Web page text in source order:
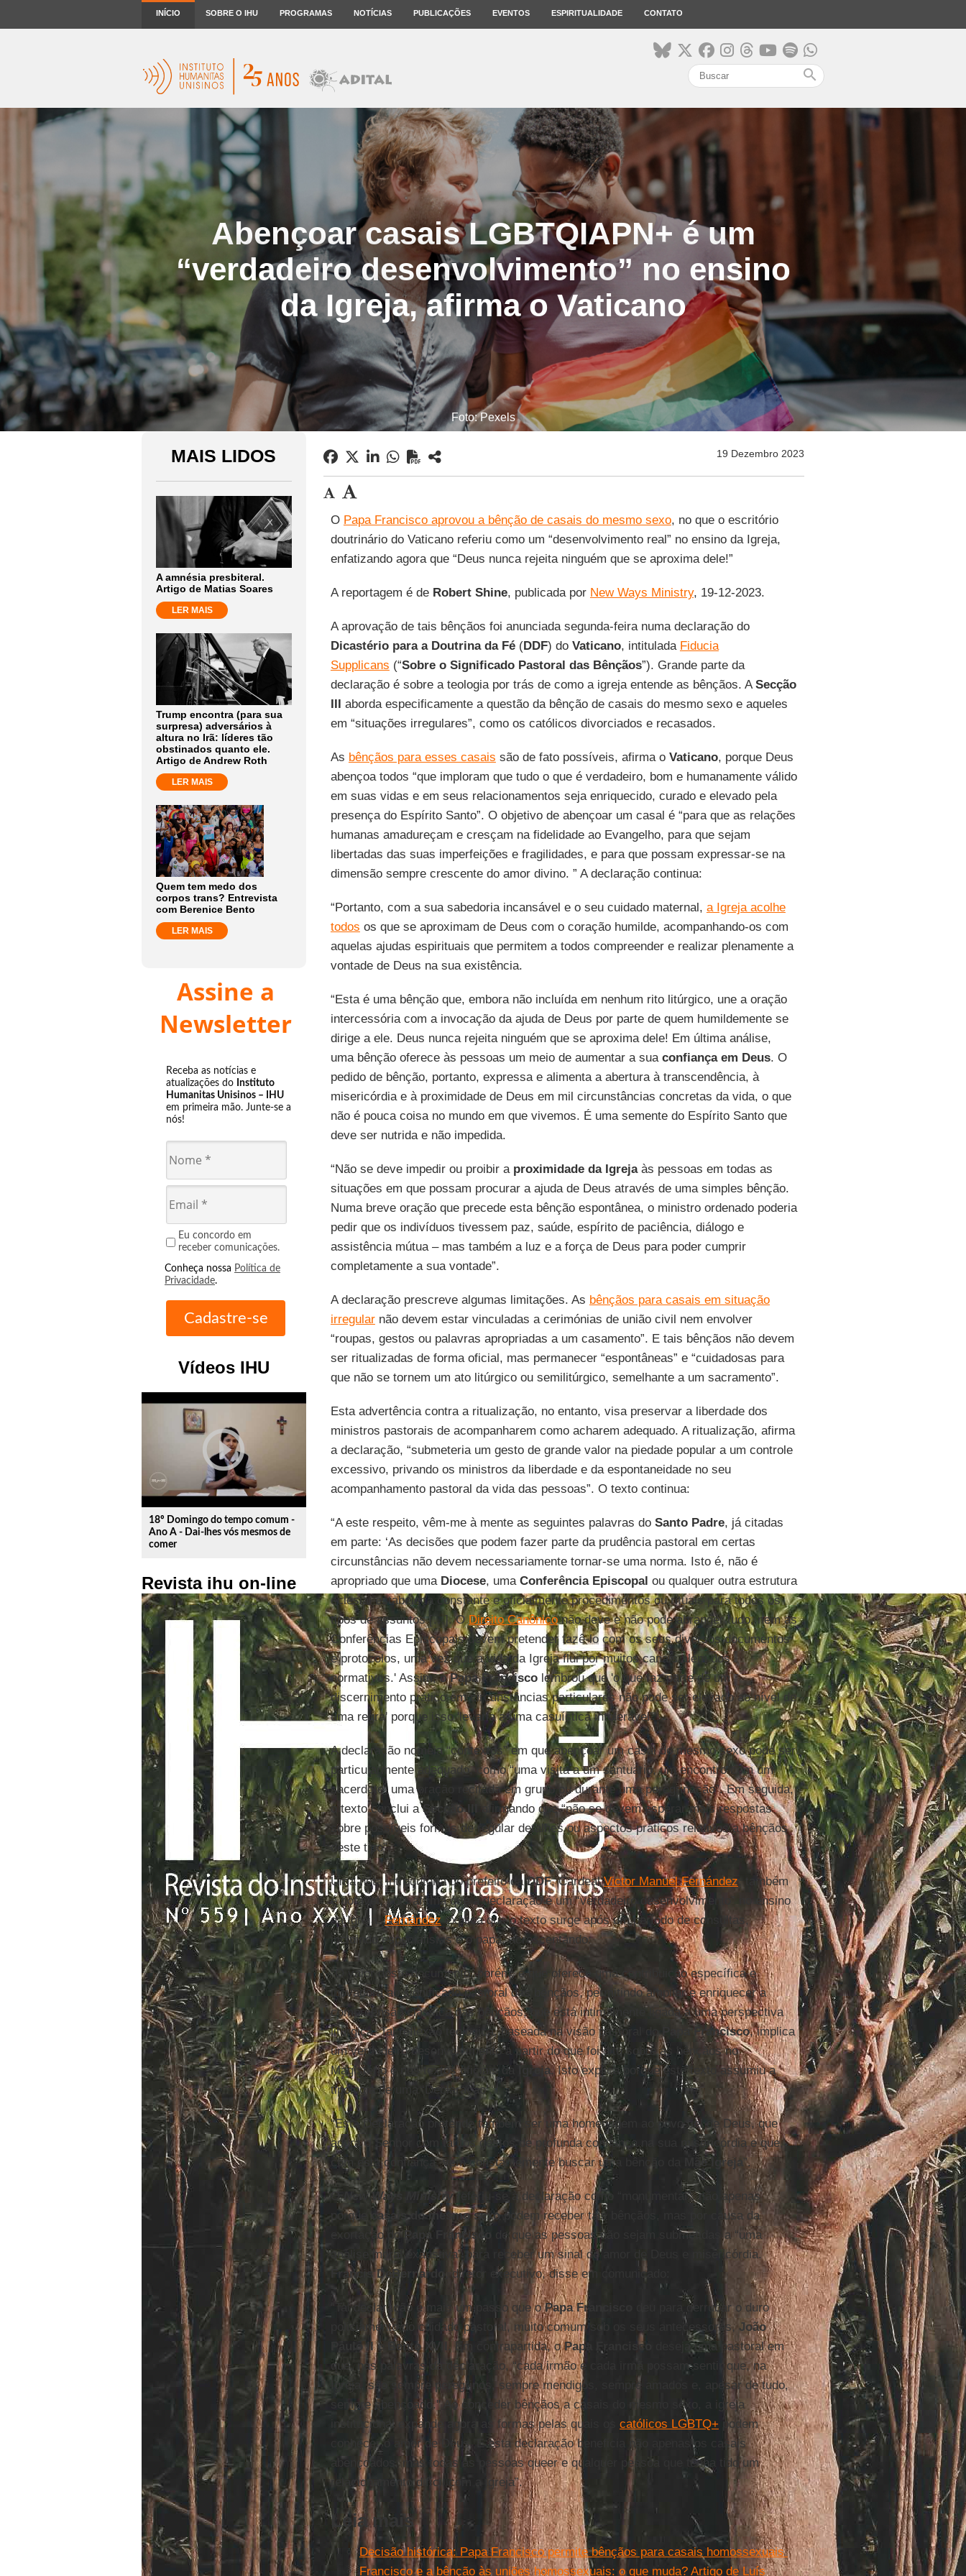
INÍCIO SOBRE O IHU PROGRAMAS NOTÍCIAS PUBLICAÇÕES EVENTOS ESPIRITUALIDADE CONTATO
search
Abençoar casais LGBTQIAPN+ é um
“verdadeiro desenvolvimento” no ensino
da Igreja, afirma o Vaticano
Foto: Pexels
MAIS LIDOS
A amnésia presbiteral.
Artigo de Matias Soares
LER MAIS
Trump encontra (para sua
surpresa) adversários à
altura no Irã: líderes tão
obstinados quanto ele.
Artigo de Andrew Roth
LER MAIS
Quem tem medo dos
corpos trans? Entrevista
com Berenice Bento
LER MAIS
Assine a
Newsletter
Receba as notícias e
atualizações do Instituto
Humanitas Unisinos – IHU
em primeira mão. Junte-se a
nós!
Eu concordo em
receber comunicações.
Conheça nossa Política de
Privacidade.
Vídeos IHU
play_circle_outline
18º Domingo do tempo comum -
Ano A - Dai-lhes vós mesmos de
comer
Revista ihu on-line
19 Dezembro 2023
O Papa Francisco aprovou a bênção de casais do mesmo sexo, no que o escritório
doutrinário do Vaticano referiu como um “desenvolvimento real” no ensino da Igreja,
enfatizando agora que “Deus nunca rejeita ninguém que se aproxima dele!”
A reportagem é de Robert Shine, publicada por New Ways Ministry, 19-12-2023.
A aprovação de tais bênçãos foi anunciada segunda-feira numa declaração do
Dicastério para a Doutrina da Fé(DDF) do Vaticano, intitulada Fiducia
Supplicans (“Sobre o Significado Pastoral das Bênçãos”). Grande parte da
declaração é sobre a teologia por trás de como a igreja entende as bênçãos. ASecção
III aborda especificamente a questão da bênção de casais do mesmo sexo e aqueles
em “situações irregulares”, como os católicos divorciados e recasados.
As bênçãos para esses casais são de fato possíveis, afirma o Vaticano, porque Deus
abençoa todos “que imploram que tudo o que é verdadeiro, bom e humanamente válido
em suas vidas e em seus relacionamentos seja enriquecido, curado e elevado pela
presença do Espírito Santo”. O objetivo de abençoar um casal é “para que as relações
humanas amadureçam e cresçam na fidelidade ao Evangelho, para que sejam
libertadas das suas imperfeições e fragilidades, e para que possam expressar-se na
dimensão sempre crescente do amor divino. ” A declaração continua:
“Portanto, com a sua sabedoria incansável e o seu cuidado maternal, a Igreja acolhe
todos os que se aproximam de Deus com o coração humilde, acompanhando-os com
aquelas ajudas espirituais que permitem a todos compreender e realizar plenamente a
vontade de Deus na sua existência.
“Esta é uma bênção que, embora não incluída em nenhum rito litúrgico, une a oração
intercessória com a invocação da ajuda de Deus por parte de quem humildemente se
dirige a ele. Deus nunca rejeita ninguém que se aproxima dele! Em última análise,
uma bênção oferece às pessoas um meio de aumentar a sua confiança em Deus. O
pedido de bênção, portanto, expressa e alimenta a abertura à transcendência, à
misericórdia e à proximidade de Deus em mil circunstâncias concretas da vida, o que
não é pouca coisa no mundo em que vivemos. É uma semente do Espírito Santo que
deve ser nutrida e não impedida.
“Não se deve impedir ou proibir a proximidade da Igrejaàs pessoas em todas as
situações em que possam procurar a ajuda de Deus através de uma simples bênção.
Numa breve oração que precede esta bênção espontânea, o ministro ordenado poderia
pedir que os indivíduos tivessem paz, saúde, espírito de paciência, diálogo e
assistência mútua – mas também a luz e a força de Deus para poder cumprir
completamente a sua vontade”.
A declaração prescreve algumas limitações. As bênçãos para casais em situação
irregularnão devem estar vinculadas a cerimónias de união civil nem envolver
“roupas, gestos ou palavras apropriadas a um casamento”. E tais bênçãos não devem
ser ritualizadas de forma oficial, mas permanecer “espontâneas” e “cuidadosas para
que não se tornem um ato litúrgico ou semilitúrgico, semelhante a um sacramento”.
Esta advertência contra a ritualização, no entanto, visa preservar a liberdade dos
ministros pastorais de acompanharem como acharem adequado. A ritualização, afirma
a declaração, “submeteria um gesto de grande valor na piedade popular a um controle
excessivo, privando os ministros da liberdade e da espontaneidade no seu
acompanhamento pastoral da vida das pessoas”. O texto continua:
“A este respeito, vêm-me à mente as seguintes palavras do Santo Padre, já citadas
em parte: ‘As decisões que podem fazer parte da prudência pastoral em certas
circunstâncias não devem necessariamente tornar-se uma norma. Isto é, não é
apropriado que uma Diocese, uma Conferência Episcopal ou qualquer outra estrutura
eclesial estabeleça constante e oficialmente procedimentos ou rituais para todos os
tipos de assuntos […]. ODireito Canôniconão deve e não pode abranger tudo, nem as
Conferências Episcopais devem pretender fazê-lo com os seus diversos documentos
e protocolos, uma vez que a vida da Igreja flui por muitos canais além dos
normativos.' Assim, oPapa Franciscolembrou que 'o que faz parte de um
discernimento prático em circunstâncias particulares não pode ser elevado ao nível de
uma regra' porque isso 'levaria a uma casuística intolerável'”.
A declaração nomeia “contextos” em que abençoar um casal do mesmo sexo pode ser
particularmente adequado, como “uma visita a um santuário, um encontro com um
sacerdote, uma oração recitada em grupo ou durante uma peregrinação”. Em seguida,
o texto conclui aSecção III
afirmando que “não se devem esperar mais respostas
sobre possíveis formas de regular detalhes ou aspectos práticos relativos a bênçãos
deste tipo”.
Uma nota introdutória do prefeito daDDF, CardealVictor Manuel Fernández, também
é notável, pois afirma que a declaração é um “verdadeiro desenvolvimento” no ensino
da Igreja.Fernándezexplica que o texto surge após um período de consultas,
incluindo especialistas e o papa, acrescentando:
“O valor deste documento, porém, é que oferece uma contribuição específica e
inovadora ao significado pastoral das bênçãos, permitindo ampliar e enriquecer a
compreensão clássica das bênçãos, que está intimamente ligada a uma perspectiva
litúrgica. Tal reflexão teológica, baseada na visão pastoral doPapa Francisco, implica
um verdadeiro desenvolvimento a partir do que foi dito sobre as bênçãos no
Magistério e nos textos oficiais da
Igreja. Isto explica porque este texto assumiu a
tipologia de uma ‘Declaração’.
“Esta Declaração pretende também ser uma homenagem ao povo fiel de Deus, que
adora o Senhor com tantos gestos de profunda confiança na sua misericórdia e que,
com esta confiança, vem constantemente buscar uma bênção da
Mãe Igreja ”.
ONew Ways Ministryreferiu-se à declaração como “monumental”, não apenas
porque
casais do mesmo sexopodem receber tais bênçãos, mas por causa da
exortação do Papa Francisco
de que as pessoas não sejam submetidas a “uma
análise moral exaustiva” para receber um sinal do amor de Deus e misericórdia.
Francis DeBernardo
, diretor executivo, disse em comunicado:
“Tal declaração é mais um passo que oPapa Francisco
deu para derrubar o duro
policiamento do cuidado pastoral, muito comum sob os seus antecessores, João
Paulo IIe Bento XVII . Em contrapartida, oPapa Francisco
deseja uma pastoral em
que, nas palavras da declaração, “cada irmão e cada irmã possam sentir que, na
Igreja, são sempre peregrinos, sempre mendigos, sempre amados e, apesar de tudo,
sempre abençoado." Ao conceder bênçãos a casais do mesmo sexo, a igreja
institucional expande agora as formas pelas quais os católicos LGBTQ+ podem
conhecer o amor de Deus. E esta declaração beneficia não apenas os casais
abençoados, mas todas as pessoas queer e qualquer pessoa que tenha tido um
relacionamento difícil com a igreja”.
Leia mais
Decisão histórica: Papa Francisco permite bênçãos para casais homossexuais
Francisco e a bênção às uniões homossexuais: o que muda? Artigo de Luís